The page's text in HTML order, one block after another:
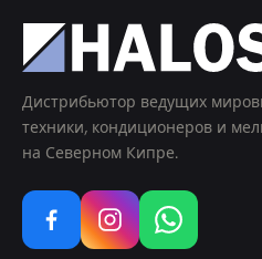
Дистрибьютор ведущих
техники, кондиционеров и
на Северном Кипре.